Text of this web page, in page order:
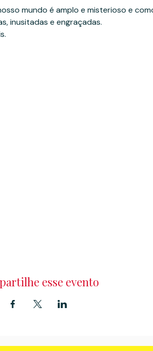
mundo é amplo e misterioso e
inusitadas e engraçadas.
esse evento